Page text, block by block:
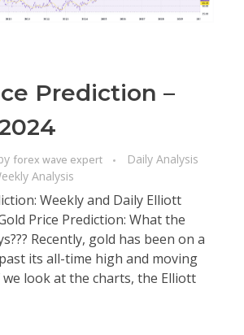
Prediction –
forex wave expert
Daily Analysis
Analysis
Weekly and Daily Elliott
Price Prediction: What the
Recently, gold has been on a
its all-time high and moving
we look at the charts, the Elliott